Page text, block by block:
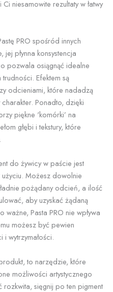
niesamowite rezultaty w łatwy
PRO spośród innych
płynna konsystencja
pozwala osiągnąć idealne
Efektem są
odcieniami, które nadadzą
Ponadto, dzięki
piękne 'komórki’ na
głębi i tekstury, które
do żywicy w paście jest
użyciu. Możesz dowolnie
pożądany odcień, a ilość
aby uzyskać żądaną
ważne, Pasta PRO nie wpływa
możesz być pewien
i wytrzymałości.
to narzędzie, które
możliwości artystycznego
sięgnij po ten pigment